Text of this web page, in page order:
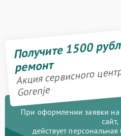
Получите 1500
ремонт
Акция сервисного
Gorenje
При оформлении заявки на
сайт,
действует